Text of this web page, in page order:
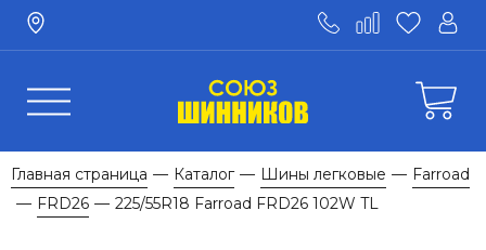
Главная страница — Каталог — Шины легковые — Farroad
— FRD26 — 225/55R18 Farroad FRD26 102W TL